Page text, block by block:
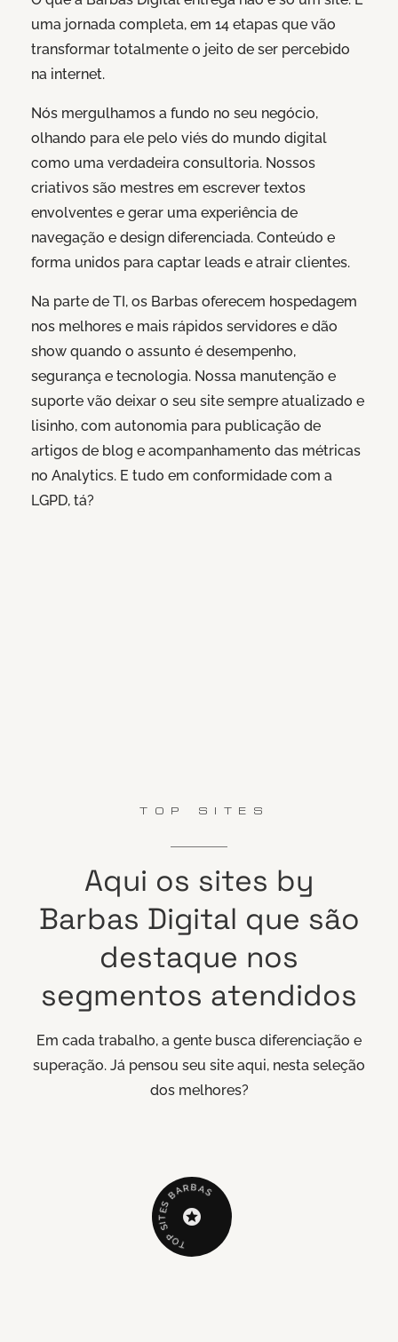
uma jornada completa, em 14 etapas que vão
transformar totalmente o jeito de ser percebido
na internet.
Nós mergulhamos a fundo no seu negócio,
olhando para ele pelo viés do mundo digital
como uma verdadeira consultoria. Nossos
criativos são mestres em escrever textos
envolventes e gerar uma experiência de
navegação e design diferenciada. Conteúdo e
forma unidos para captar leads e atrair clientes.
Na parte de TI, os Barbas oferecem hospedagem
nos melhores e mais rápidos servidores e dão
show quando o assunto é desempenho,
segurança e tecnologia. Nossa manutenção e
suporte vão deixar o seu site sempre atualizado e
lisinho, com autonomia para publicação de
artigos de blog e acompanhamento das métricas
no Analytics. E tudo em conformidade com a
LGPD, tá?
TOP SITES
Aqui os sites by
Barbas Digital que são
destaque nos
segmentos atendidos
Em cada trabalho, a gente busca diferenciação e
superação. Já pensou seu site aqui, nesta seleção
dos melhores?
T
O
P
S
I
T
E
S
BARBAS